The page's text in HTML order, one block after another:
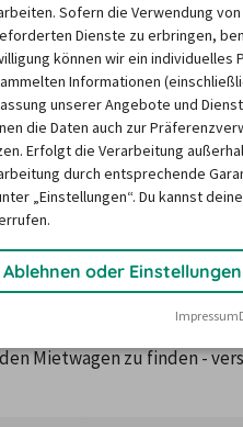
Bergisch Gladbach
Angebote und Preise basieren
und dem Zeitraum abhängen,
in Bergisch
Faktoren wie saisonale
Unser Mietwagen-
Mietwagen zu finden -
Sofern die Verwendung
Dienste zu erbringen,
können wir ein
Informationen
unserer Angebote und
die Daten auch zur
Erfolgt die Verarbeitung
durch entsprechende
„Einstellungen“. Du kannst
Ablehnen oder Einstellungen
Impressum